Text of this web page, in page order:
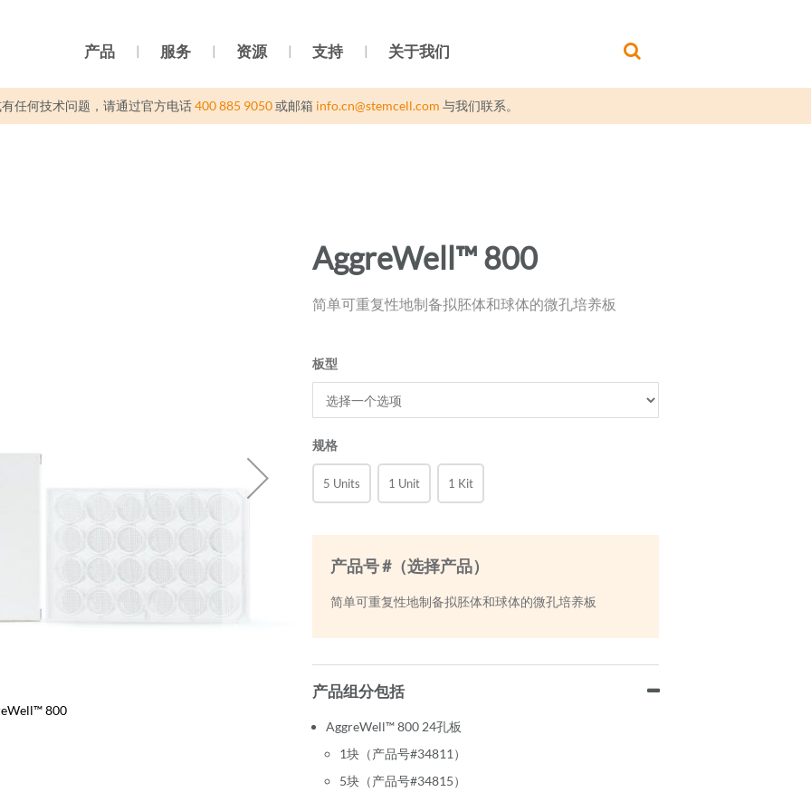
产品 服务 资源 支持 关于我们
任何技术问题，请通过官方电话400 885 9050或邮箱 info.cn@stemcell.com 与我们联系。
800
AggreWell™ 800
简单可重复性地制备拟胚体和球体的微孔培养板
板型
规格
5 Units 1 Unit 1 Kit
产品号 #（选择产品）
简单可重复性地制备拟胚体和球体的微孔培养板
产品组分包括
AggreWell™ 800 24孔板
1块（产品号#34811）
5块（产品号#34815）